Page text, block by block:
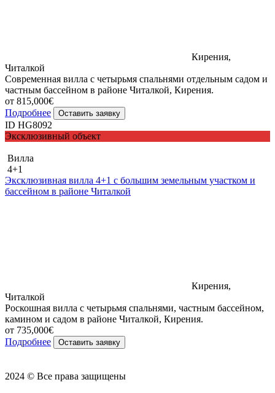
Кирения,
Читалкой
Современная вилла с четырьмя спальнями отдельным садом и
частным бассейном в районе Читалкой, Кирения.
от 815,000€
Подробнее
Оставить заявку
ID HG8092
Эксклюзивный объект
Вилла
4+1
Эксклюзивная вилла 4+1 с большим земельным участком и
бассейном в районе Читалкой
Кирения,
Читалкой
Роскошная вилла с четырьмя спальнями, частным бассейном,
камином и садом в районе Читалкой, Кирения.
от 735,000€
Подробнее
Оставить заявку
2024 © Все права защищены